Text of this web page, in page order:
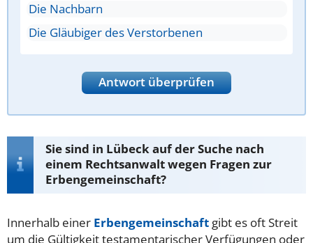
Die Nachbarn
Die Gläubiger des Verstorbenen
Antwort überprüfen
Sie sind in Lübeck auf der Suche nach
einem Rechtsanwalt wegen Fragen zur
Erbengemeinschaft?
Innerhalb einer Erbengemeinschaft gibt es oft Streit
um die Gültigkeit testamentarischer Verfügungen oder